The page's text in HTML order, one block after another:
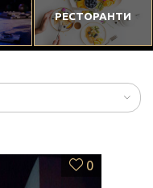
РЕСТОРАНТИ
0